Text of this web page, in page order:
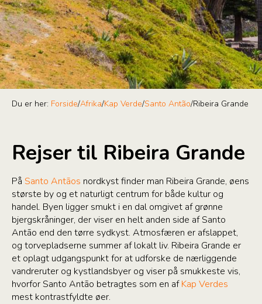
Du er her: Forside/Afrika/Kap Verde/Santo Antão/Ribeira Grande
Rejser til Ribeira Grande
På Santo Antãos nordkyst finder man Ribeira Grande, øens
største by og et naturligt centrum for både kultur og
handel. Byen ligger smukt i en dal omgivet af grønne
bjergskråninger, der viser en helt anden side af Santo
Antão end den tørre sydkyst. Atmosfæren er afslappet,
og torvepladserne summer af lokalt liv. Ribeira Grande er
et oplagt udgangspunkt for at udforske de nærliggende
vandreruter og kystlandsbyer og viser på smukkeste vis,
hvorfor Santo Antão betragtes som en afKap Verdes
mest kontrastfyldte øer.